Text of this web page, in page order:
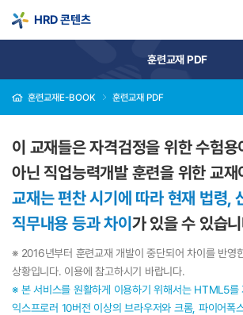
HRD 콘텐츠
훈련교재 PDF
훈련교재E-BOOK 훈련교재 PDF
이 교재들은 자격검정을 위한 수험용
아닌 직업능력개발 훈련을 위한 교재
교재는 편찬 시기에 따라 현재 법령,
직무내용 등과 차이가 있을 수 있습
※ 2016년부터 훈련교재 개발이 중단되어 차이를 반영
상황입니다. 이용에 참고하시기 바랍니다.
※ 본 서비스를 원활하게 이용하기 위해서는 HTML5를
익스프로러 10버전 이상의 브라우저와 크롬, 파이어폭